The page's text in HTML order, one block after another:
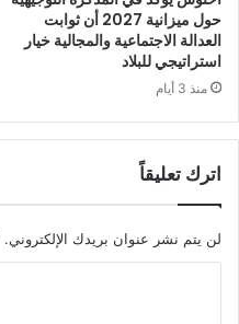
حول ميزانية 2027 أن ثوابت
العدالة الاجتماعية والمجالية خيار
استراتيجي للبلاد
منذ 3 أيام
اترك تعليقاً
لن يتم نشر عنوان بريدك الإلكتروني.